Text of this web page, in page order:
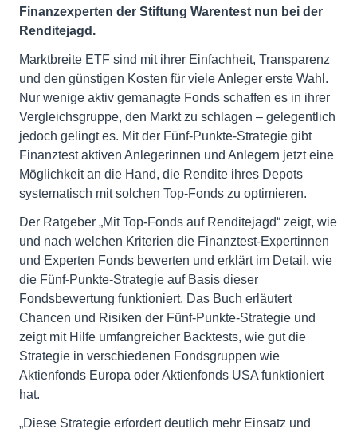
Finanzexperten der Stiftung Warentest nun bei der
Renditejagd.
Marktbreite ETF sind mit ihrer Einfachheit, Transparenz
und den günstigen Kosten für viele Anleger erste Wahl.
Nur wenige aktiv gemanagte Fonds schaffen es in ihrer
Vergleichsgruppe, den Markt zu schlagen ­– gelegentlich
jedoch gelingt es. Mit der Fünf-Punkte-Strategie gibt
Finanztest aktiven Anlegerinnen und Anlegern jetzt eine
Möglichkeit an die Hand, die Rendite ihres Depots
systematisch mit solchen Top-Fonds zu optimieren.
Der Ratgeber „Mit Top-Fonds auf Renditejagd“ zeigt, wie
und nach welchen Kriterien die Finanztest-Expertinnen
und Experten Fonds bewerten und erklärt im Detail, wie
die Fünf-Punkte-Strategie auf Basis dieser
Fondsbewertung funktioniert. Das Buch erläutert
Chancen und Risiken der Fünf-Punkte-Strategie und
zeigt mit Hilfe umfangreicher Backtests, wie gut die
Strategie in verschiedenen Fondsgruppen wie
Aktienfonds Europa oder Aktienfonds USA funktioniert
hat.
„Diese Strategie erfordert deutlich mehr Einsatz und